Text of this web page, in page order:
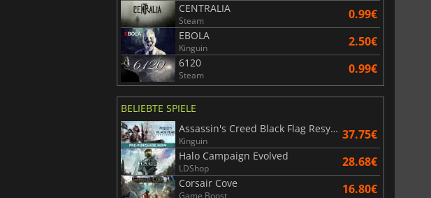
CENTRALIA
Steam 0.99€
EBOLA
Kinguin 2.50€
6120
Steam 0.99€
BELIEBTE SPIELE
Assassin's Creed Black Flag Resynced
Kinguin 37.75€
Halo Campaign Evolved
LDShop 28.68€
Corsair Cove
Game Boost 16.80€